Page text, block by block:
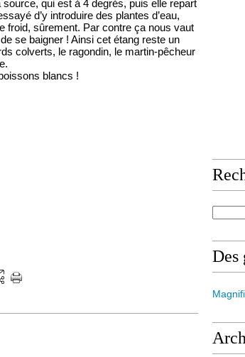
source, qui est à 4 degrés, puis elle repart
d’y introduire des plantes d’eau,
froid, sûrement. Par contre ça nous vaut
se baigner ! Ainsi cet étang reste un
colverts, le ragondin, le martin-pêcheur
blancs !
Des